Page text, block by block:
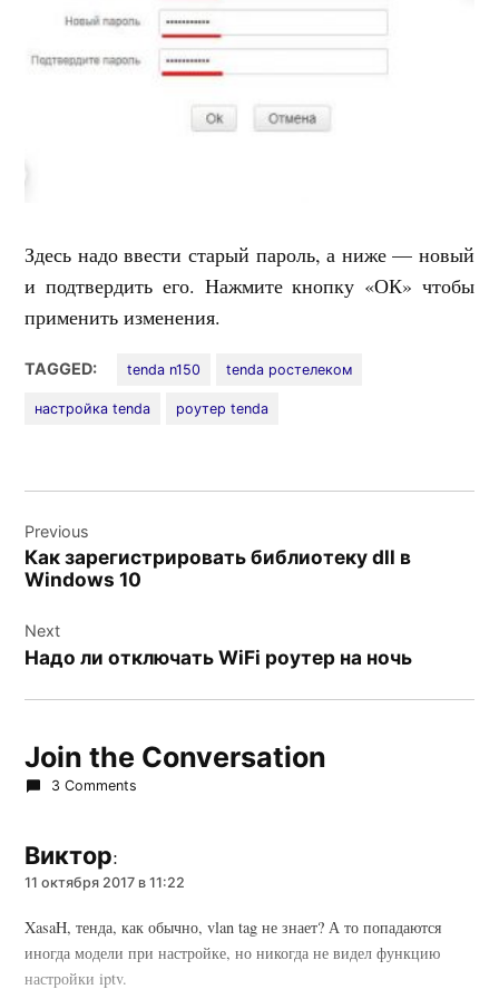
Здесь надо ввести старый пароль, а ниже — новый
и подтвердить его. Нажмите кнопку «ОК» чтобы
применить изменения.
TAGGED: tenda n150 tenda ростелеком
настройка tenda роутер tenda
по
записям
Previous
Как зарегистрировать библиотеку dll в
Windows 10
Next
Надо ли отключать WiFi роутер на ночь
Join the Conversation
3 Comments
Виктор:
11 октября 2017 в 11:22
XasaH, тенда, как обычно, vlan tag не знает? А то попадаются
иногда модели при настройке, но никогда не видел функцию
настройки iptv.